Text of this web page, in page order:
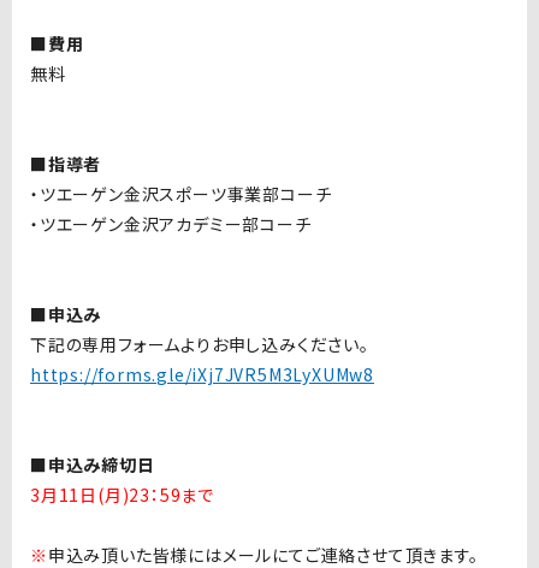
■費用
無料
■指導者
・ツエーゲン金沢スポーツ事業部コーチ
・ツエーゲン金沢アカデミー部コーチ
■申込み
下記の専用フォームよりお申し込みください。
https://forms.gle/iXj7JVR5M3LyXUMw8
■申込み締切日
3月11日(月)23：59まで
※ 申込み頂いた皆様にはメールにてご連絡させて頂きます。